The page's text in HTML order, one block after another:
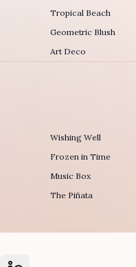
Tropical Beach
Geometric Blush
Art Deco
Wishing Well
Frozen in Time
Music Box
The Piñata